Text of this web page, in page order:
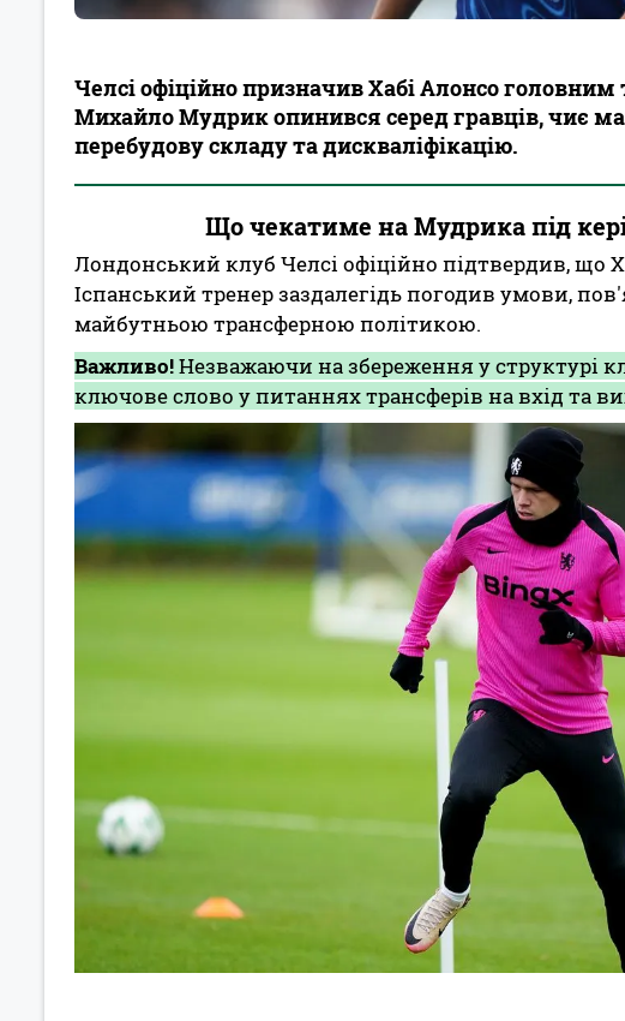
Челсі офіційно призначив Хабі Алонсо
Михайло Мудрик опинився серед гравців, чиє
перебудову складу та дискваліфікацію.
Що чекатиме на Мудрика під
Лондонський клуб Челсі офіційно підтвердив, що
Іспанський тренер заздалегідь погодив умови,
майбутньою трансферною політикою.
Важливо!Незважаючи на збереження у структурі
ключове слово у питаннях трансферів на вхід та